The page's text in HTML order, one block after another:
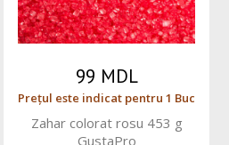
99 MDL
Prețul este indicat pentru 1 Buc
Zahar colorat rosu 453 g
GustaPro